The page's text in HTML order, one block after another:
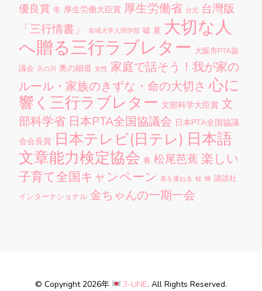
優良賞 冬 厚生労働大臣賞 厚生労働省 台北 台灣版
「三行情書」
名城大学人間学部 嘘 夏 大切な人
へ贈る三行ラブレター 大阪市PTA協
議会 天の川 奥の細道 女性 家庭で話そう！我が家の
ルール・家族のきずな・命の大切さ 心に
響く三行ラブレター 文部科学大臣賞 文
部科学省 日本PTA全国協議会 日本PTA全国協議
会会長賞 日本テレビ(日テレ) 日本語
文章能力検定協会 春 松尾芭蕉 楽しい
子育て全国キャンペーン 美を重ねる 蛙 蝉 講談社
インターナショナル 金ちゃんの一期一会
© Copyright 2026年 3-LINE. All Rights Reserved.